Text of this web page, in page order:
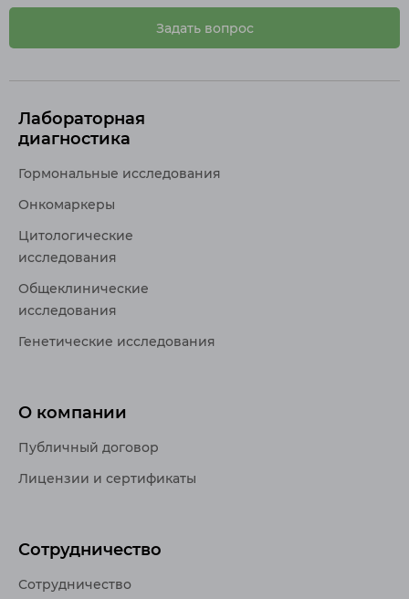
Задать вопрос
Лабораторная
диагностика
Гормональные исследования
Онкомаркеры
Цитологические
исследования
Общеклинические
исследования
Генетические исследования
О компании
Публичный договор
Лицензии и сертификаты
Сотрудничество
Сотрудничество